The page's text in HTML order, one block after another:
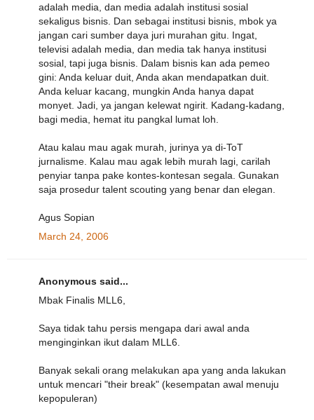
adalah media, dan media adalah institusi sosial
sekaligus bisnis. Dan sebagai institusi bisnis, mbok ya
jangan cari sumber daya juri murahan gitu. Ingat,
televisi adalah media, dan media tak hanya institusi
sosial, tapi juga bisnis. Dalam bisnis kan ada pemeo
gini: Anda keluar duit, Anda akan mendapatkan duit.
Anda keluar kacang, mungkin Anda hanya dapat
monyet. Jadi, ya jangan kelewat ngirit. Kadang-kadang,
bagi media, hemat itu pangkal lumat loh.
Atau kalau mau agak murah, jurinya ya di-ToT
jurnalisme. Kalau mau agak lebih murah lagi, carilah
penyiar tanpa pake kontes-kontesan segala. Gunakan
saja prosedur talent scouting yang benar dan elegan.
Agus Sopian
March 24, 2006
Anonymous said...
Mbak Finalis MLL6,
Saya tidak tahu persis mengapa dari awal anda
menginginkan ikut dalam MLL6.
Banyak sekali orang melakukan apa yang anda lakukan
untuk mencari "their break" (kesempatan awal menuju
kepopuleran)